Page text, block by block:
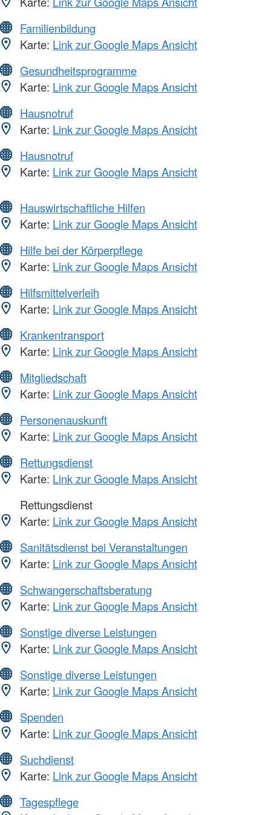
Familienbildung
Karte: Link zur Google Maps Ansicht
Gesundheitsprogramme
Karte: Link zur Google Maps Ansicht
Hausnotruf
Karte: Link zur Google Maps Ansicht
Hausnotruf
Karte: Link zur Google Maps Ansicht
Hauswirtschaftliche Hilfen
Karte: Link zur Google Maps Ansicht
Hilfe bei der Körperpflege
Karte: Link zur Google Maps Ansicht
Hilfsmittelverleih
Karte: Link zur Google Maps Ansicht
Krankentransport
Karte: Link zur Google Maps Ansicht
Mitgliedschaft
Karte: Link zur Google Maps Ansicht
Personenauskunft
Karte: Link zur Google Maps Ansicht
Rettungsdienst
Karte: Link zur Google Maps Ansicht
Rettungsdienst
Karte: Link zur Google Maps Ansicht
Sanitätsdienst bei Veranstaltungen
Karte: Link zur Google Maps Ansicht
Schwangerschaftsberatung
Karte: Link zur Google Maps Ansicht
Sonstige diverse Leistungen
Karte: Link zur Google Maps Ansicht
Sonstige diverse Leistungen
Karte: Link zur Google Maps Ansicht
Spenden
Karte: Link zur Google Maps Ansicht
Suchdienst
Karte: Link zur Google Maps Ansicht
Tagespflege